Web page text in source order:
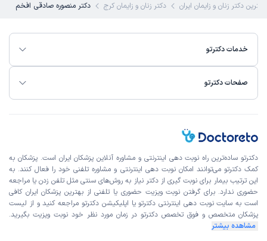
بهترین دکتر زنان و زایمان ایران دکتر زنان و زایمان کرج دکتر منصوره صادقی افخم
خدمات دکترتو
صفحات دکترتو
دکترتو ساده‌ترین راه نوبت‌ دهی اینترنتی و مشاوره آنلاین پزشکان ایران است. پزشکان به
کمک دکترتو می‌توانند امکان نوبت دهی اینترنتی و مشاوره تلفنی خود را فعال کنند. به
این ترتیب بیمار برای نوبت گیری از دکتر نیاز به روش‌های سنتی مثل تلفن زدن یا مراجعه
حضوری ندارد. برای گرفتن نوبت ویزیت حضوری یا تلفنی از بهترین پزشکان ایران کافی
است به سایت نوبت دهی اینترنتی دکترتو یا اپلیکیشن دکترتو مراجعه کنید و از لیست
پزشکان متخصص و فوق تخصص دکترتو در زمان مورد نظر خود نوبت ویزیت بگیرید.
مشاهده بیشتر